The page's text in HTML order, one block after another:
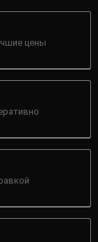
цены